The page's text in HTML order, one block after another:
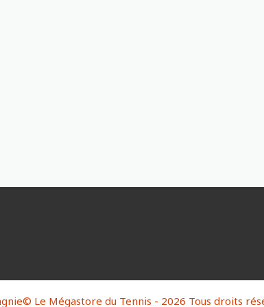
Le Mégastore du Tennis - 2026 Tous droits